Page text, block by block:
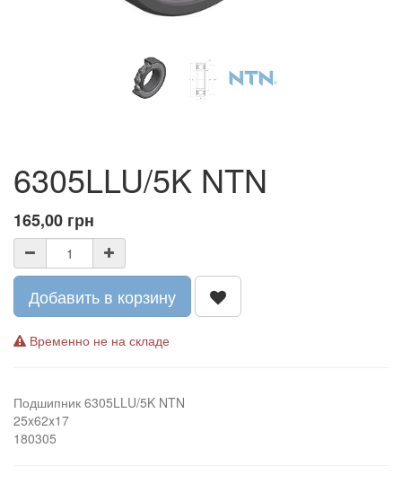
6305LLU/5K NTN
165,00 грн
Добавить в корзину
Временно не на складе
Подшипник 6305LLU/5K NTN
25x62x17
180305